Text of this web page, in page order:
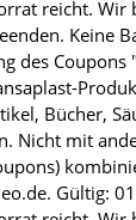
reicht. Wir
Keine
des Coupons
Bücher,
Nicht mit
Gültig: